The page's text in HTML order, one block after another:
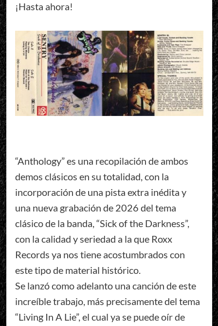
¡Hasta ahora!
“Anthology” es una recopilación de ambos
demos clásicos en su totalidad, con la
incorporación de una pista extra inédita y
una nueva grabación de 2026 del tema
clásico de la banda, “Sick of the Darkness”,
con la calidad y seriedad a la que Roxx
Records ya nos tiene acostumbrados con
este tipo de material histórico.
Se lanzó como adelanto una canción de este
increíble trabajo, más precisamente del tema
“Living In A Lie”, el cual ya se puede oír de